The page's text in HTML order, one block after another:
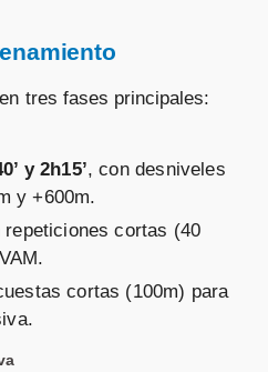
tres fases principales:
y 2h15’, con desniveles
y +600m.
cortas (40
cortas (100m) para